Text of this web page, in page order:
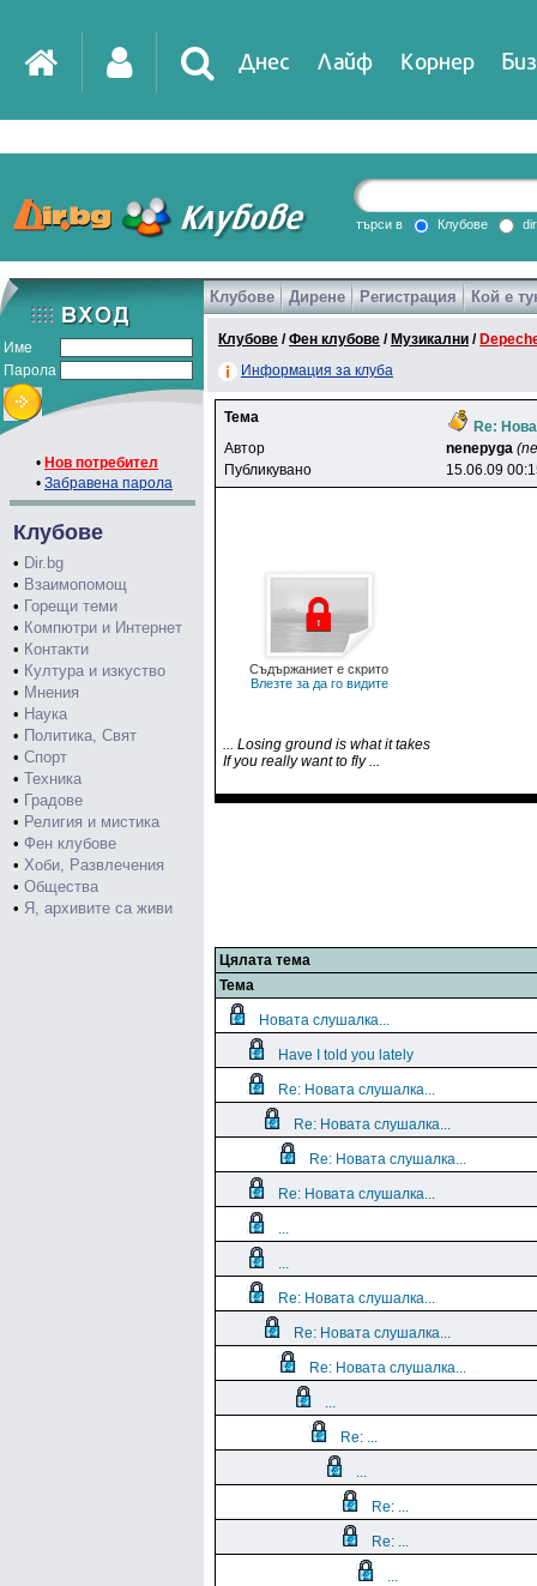
Днес Лайф Корнер
DirTV Impressio
Games
търси в Клубове
Име
Парола
• Нов потребител
• Забравена парола
Клубове
• Dir.bg
• Взаимопомощ
• Горещи теми
• Компютри и Интернет
• Контакти
• Култура и изкуство
• Мнения
• Наука
• Политика, Свят
• Спорт
• Техника
• Градове
• Религия и мистика
• Фен клубове
• Хоби, Развлечения
• Общества
• Я, архивите са живи
Клубове Дирене Регистрация Кой е
Клубове /Фен клубове / Музикални /
Информация за клуба
Тема
Re:
Автор
nenepyga
Публикувано
15.06.09
Съдържаниет е скрито
Влезте за да го видите
... Losing ground is what it takes
If you really want to fly ...
Цялата тема
Тема
Новата слушалка...
Have I told you lately
Re: Новата слушалка...
Re: Новата слушалка...
Re: Новата слушалка...
Re: Новата слушалка...
...
...
Re: Новата слушалка...
Re: Новата слушалка...
Re: Новата слушалка...
...
Re: ...
...
Re: ...
Re: ...
...